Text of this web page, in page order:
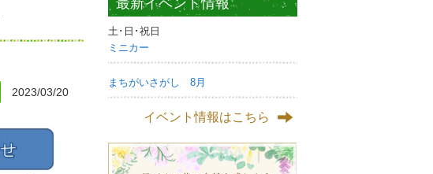
2023/03/20
最新イベント情報
土･日･祝日
ミニカー
まちがいさがし 8月
イベント情報はこちら